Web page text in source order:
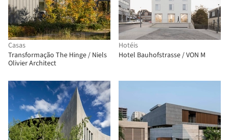
Casas
Transformação The Hinge / Niels
Olivier Architect
Hotéis
Hotel Bauhofstrasse / VON M